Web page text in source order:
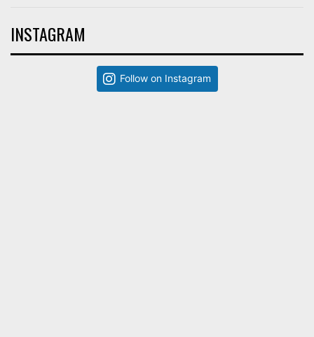
INSTAGRAM
Follow on Instagram